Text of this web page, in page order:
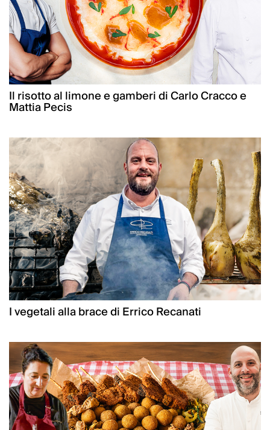
Il risotto al limone e gamberi di Carlo Cracco e
Mattia Pecis
I vegetali alla brace di Errico Recanati